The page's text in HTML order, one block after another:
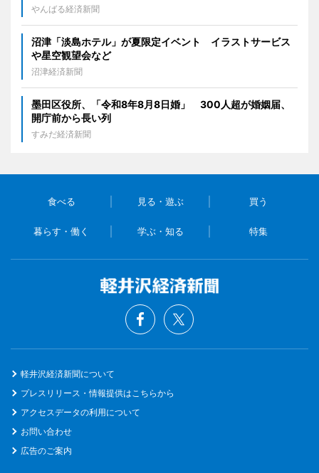
やんばる経済新聞
沼津「淡島ホテル」が夏限定イベント イラストサービス
や星空観望会など
沼津経済新聞
墨田区役所、「令和8年8月8日婚」 300人超が婚姻届、
開庁前から長い列
すみだ経済新聞
食べる 見る・遊ぶ 買う
暮らす・働く 学ぶ・知る 特集
軽井沢経済新聞について
プレスリリース・情報提供はこちらから
アクセスデータの利用について
お問い合わせ
広告のご案内